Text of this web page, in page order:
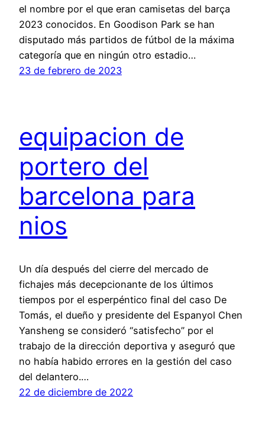
el nombre por el que eran camisetas del barça
2023 conocidos. En Goodison Park se han
disputado más partidos de fútbol de la máxima
categoría que en ningún otro estadio…
23 de febrero de 2023
equipacion de
portero del
barcelona para
nios
Un día después del cierre del mercado de
fichajes más decepcionante de los últimos
tiempos por el esperpéntico final del caso De
Tomás, el dueño y presidente del Espanyol Chen
Yansheng se consideró “satisfecho” por el
trabajo de la dirección deportiva y aseguró que
no había habido errores en la gestión del caso
del delantero.…
22 de diciembre de 2022